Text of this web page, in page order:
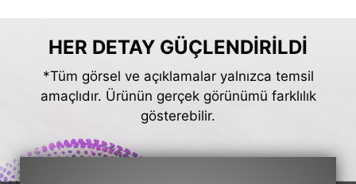
HER DETAY GÜÇLENDİRİLDİ
*Tüm görsel ve açıklamalar yalnızca temsil
amaçlıdır. Ürünün gerçek görünümü farklılık
gösterebilir.